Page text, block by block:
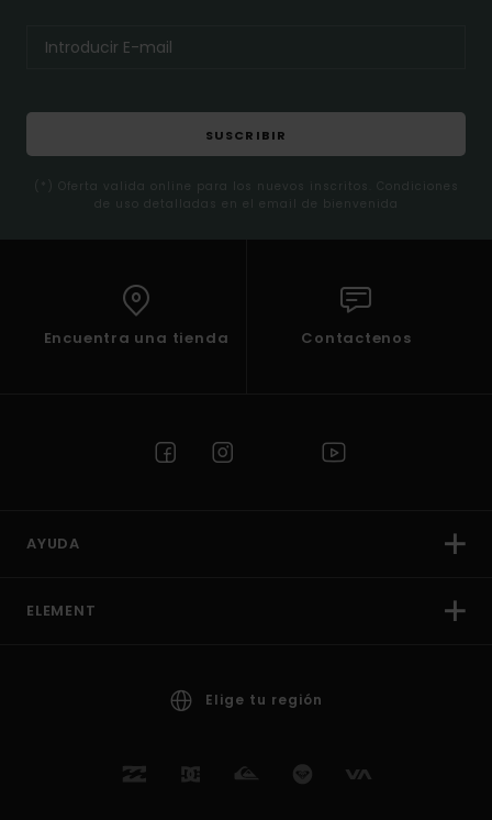
SUSCRIBIR
(*) Oferta valida online para los nuevos inscritos. Condiciones
de uso detalladas en el email de bienvenida
Encuentra una tienda Contactenos
AYUDA
ELEMENT
Elige tu región